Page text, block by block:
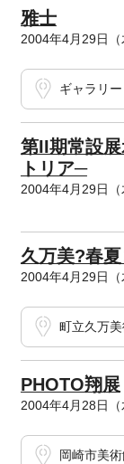
雅士
2004年4月29日（
ギャラリ
第II期常設
トリア─
2004年4月29日（
久万美?春
2004年4月29日（
町立久万
PHOTO翔展
2004年4月28日（
岡崎市美